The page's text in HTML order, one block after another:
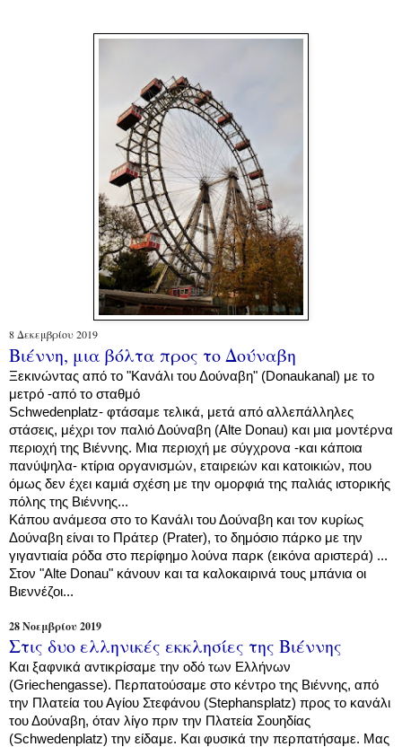
8 Δεκεμβρίου 2019
Βιέννη, μια βόλτα προς το Δούναβη
Ξεκινώντας από το "Κανάλι του Δούναβη" (Donaukanal) με το
μετρό -από το σταθμό
Schwedenplatz- φτάσαμε τελικά, μετά από αλλεπάλληλες
στάσεις, μέχρι τον παλιό Δούναβη (Alte Donau) και μια μοντέρνα
περιοχή της Βιέννης. Μια περιοχή με σύγχρονα -και κάποια
πανύψηλα- κτίρια οργανισμών, εταιρειών και κατοικιών, που
όμως δεν έχει καμιά σχέση με την ομορφιά της παλιάς ιστορικής
πόλης της Βιέννης...
Κάπου ανάμεσα στο το Κανάλι του Δούναβη και τον κυρίως
Δούναβη είναι το Πράτερ (Prater), το δημόσιο πάρκο με την
γιγαντιαία ρόδα στο περίφημο λούνα παρκ (εικόνα αριστερά) ...
Στον "Alte Donau" κάνουν και τα καλοκαιρινά τους μπάνια οι
Βιεννέζοι...
28 Νοεμβρίου 2019
Στις δυο ελληνικές εκκλησίες της Βιέννης
Και ξαφνικά αντικρίσαμε την οδό των Ελλήνων
(Griechengasse). Περπατούσαμε στο κέντρο της Βιέννης, από
την Πλατεία του Αγίου Στεφάνου (Stephansplatz) προς το κανάλι
του Δούναβη, όταν λίγο πριν την Πλατεία Σουηδίας
(Schwedenplatz) την είδαμε. Και φυσικά την περπατήσαμε. Μας